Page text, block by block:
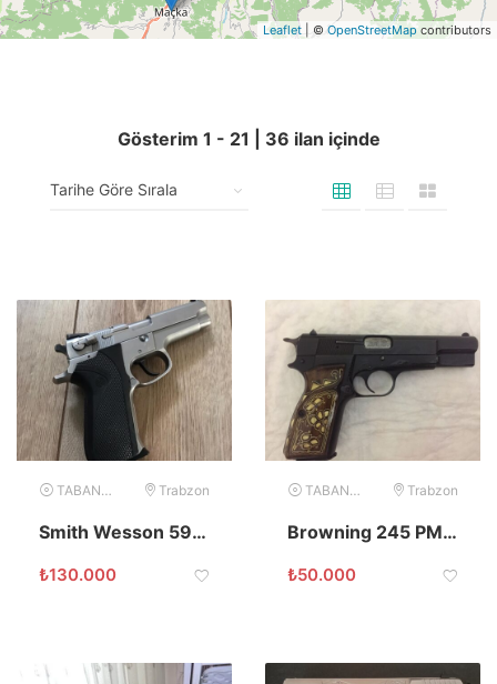
Gösterim 1 - 21 36 ilan içinde
TABANCA Trabzon
Smith Wesson 5906 Acil!!
₺130.000
TABANCA Trabzon
Browning 245 PM 9mm 14lü
₺50.000
Leaflet | © OpenStreetMap contributors